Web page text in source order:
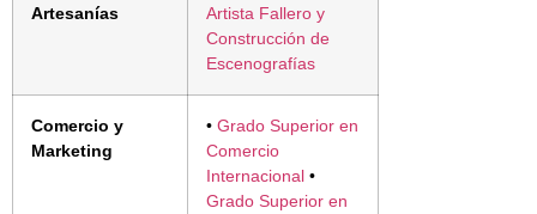
Artesanías
Artista Fallero y
Construcción de
Escenografías
Comercio y
Marketing
• Grado Superior en
Comercio
Internacional •
Grado Superior en